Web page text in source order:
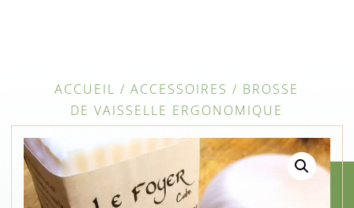
ACCUEIL / ACCESSOIRES / BROSSE
DE VAISSELLE ERGONOMIQUE